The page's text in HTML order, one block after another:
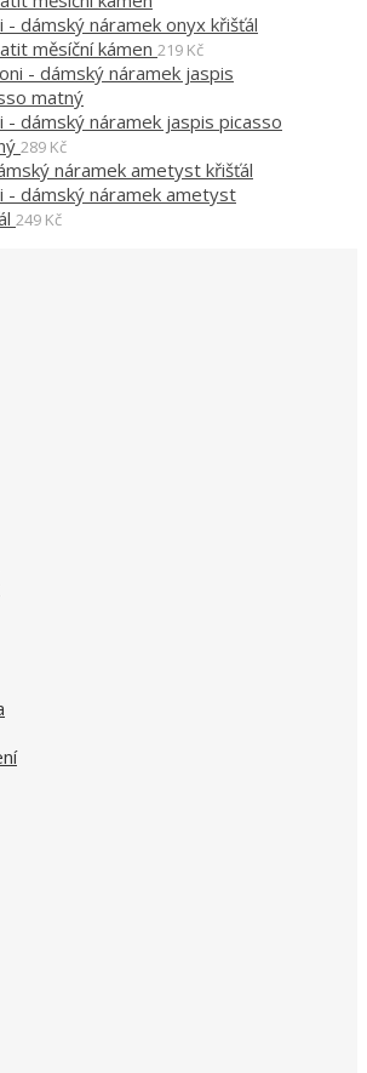
- dámský náramek onyx křišťál
měsíční kámen 219 Kč
- dámský náramek jaspis picasso
289 Kč
- dámský náramek ametyst
249 Kč